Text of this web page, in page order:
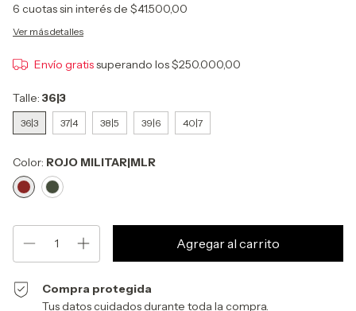
6 cuotas sin interés de $41.500,00
Ver más detalles
Envío gratissuperando los$250.000,00
Talle: 36|3
36|3 37|4 38|5 39|6 40|7
Color: ROJO MILITAR|MLR
Compra protegida
Tus datos cuidados durante toda la compra.